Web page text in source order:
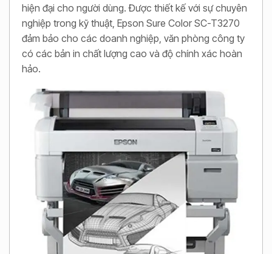
hiện đại cho người dùng. Được thiết kế với sự chuyên
nghiệp trong kỹ thuật, Epson Sure Color SC-T3270
đảm bảo cho các doanh nghiệp, văn phòng công ty
có các bản in chất lượng cao và độ chính xác hoàn
hảo.